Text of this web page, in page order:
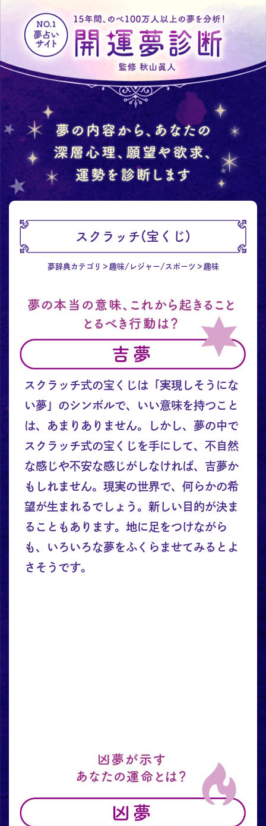
スクラッチ(宝くじ)
夢辞典カテゴリ 趣味/レジャー/スポーツ 趣味
スクラッチ式の宝くじは「実現しそうにな
い夢」のシンボルで、いい意味を持つこと
は、あまりありません。しかし、夢の中で
スクラッチ式の宝くじを手にして、不自然
な感じや不安な感じがしなければ、吉夢か
もしれません。現実の世界で、何らかの希
望が生まれるでしょう。新しい目的が決ま
ることもあります。地に足をつけながら
も、いろいろな夢をふくらませてみるとよ
さそうです。